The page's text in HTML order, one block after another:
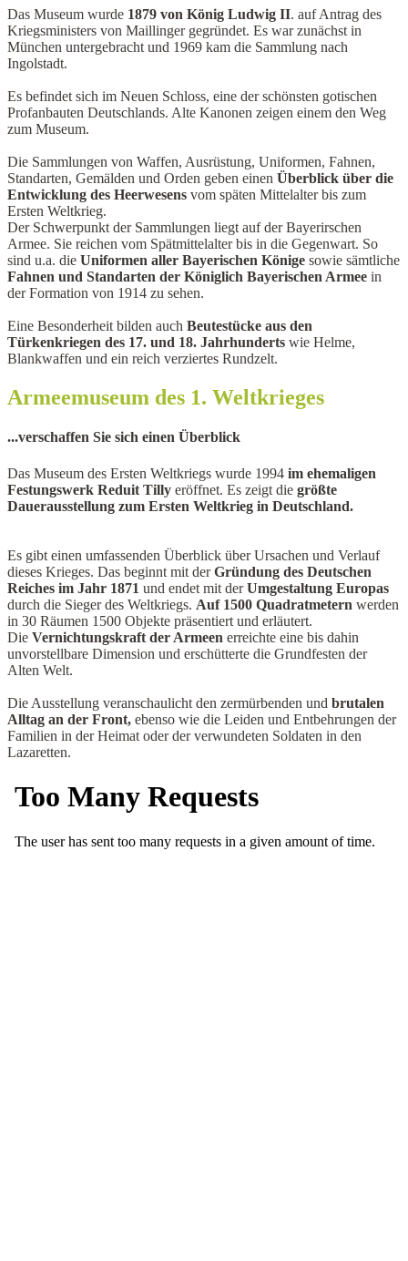
Das Museum wurde 1879 von König Ludwig II. auf Antrag des
Kriegsministers von Maillinger gegründet. Es war zunächst in
München untergebracht und 1969 kam die Sammlung nach
Ingolstadt.
Es befindet sich im Neuen Schloss, eine der schönsten gotischen
Profanbauten Deutschlands. Alte Kanonen zeigen einem den Weg
zum Museum.
Die Sammlungen von Waffen, Ausrüstung, Uniformen, Fahnen,
Standarten, Gemälden und Orden geben einen Überblick über die
Entwicklung des Heerwesens vom späten Mittelalter bis zum
Ersten Weltkrieg.
Der Schwerpunkt der Sammlungen liegt auf der Bayerirschen
Armee. Sie reichen vom Spätmittelalter bis in die Gegenwart. So
sind u.a. die Uniformen aller Bayerischen Könige sowie sämtliche
Fahnen und Standarten der Königlich Bayerischen Armee in
der Formation von 1914 zu sehen.
Eine Besonderheit bilden auch Beutestücke aus den
Türkenkriegen des 17. und 18. Jahrhunderts wie Helme,
Blankwaffen und ein reich verziertes Rundzelt.
Armeemuseum des 1. Weltkrieges
...verschaffen Sie sich einen Überblick
Das Museum des Ersten Weltkriegs wurde 1994 im ehemaligen
Festungswerk Reduit Tilly eröffnet. Es zeigt die größte
Dauerausstellung zum Ersten Weltkrieg in Deutschland.
Es gibt einen umfassenden Überblick über Ursachen und Verlauf
dieses Krieges. Das beginnt mit derGründung des Deutschen
Reiches im Jahr 1871 und endet mit derUmgestaltung Europas
durch die Sieger des Weltkriegs. Auf 1500 Quadratmetern werden
in 30 Räumen 1500 Objekte präsentiert und erläutert.
Die Vernichtungskraft der Armeen erreichte eine bis dahin
unvorstellbare Dimension und erschütterte die Grundfesten der
Alten Welt.
Die Ausstellung veranschaulicht den zermürbenden und brutalen
Alltag an der Front, ebenso wie die Leiden und Entbehrungen der
Familien in der Heimat oder der verwundeten Soldaten in den
Lazaretten.